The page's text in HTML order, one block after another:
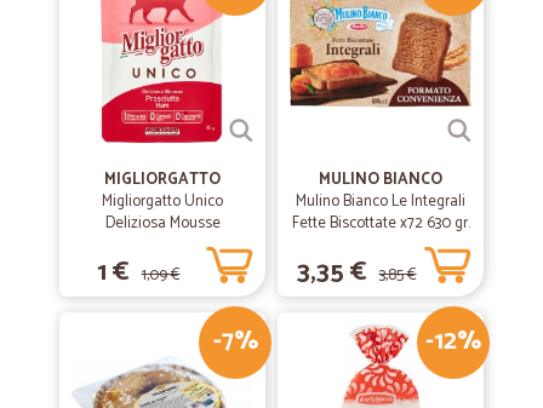
MIGLIORGATTO
Migliorgatto Unico
Deliziosa Mousse
Prosciutto 85 gr.
1 € 1,09 €
MULINO BIANCO
Mulino Bianco Le Integrali
Fette Biscottate x72 630 gr.
3,35 € 3,85 €
-7% -12%